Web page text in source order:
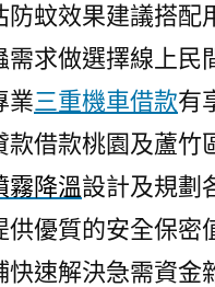
防蚊效果建議搭配
需求做選擇線上民
業三重機車借款有
款借款桃園及蘆竹
霧降溫設計及規劃
供優質的安全保密
快速解決急需資金